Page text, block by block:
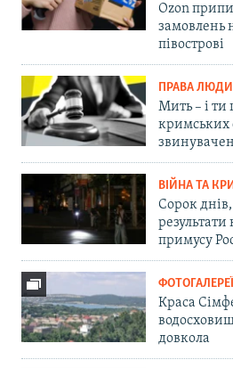
Ozon
замовлень
півострові
ПРАВА
Мить – і
кримських
ВІЙНА ТА
Сорок
результати
примусу
ФОТОГАЛЕРЕЇ
Краса
довкола